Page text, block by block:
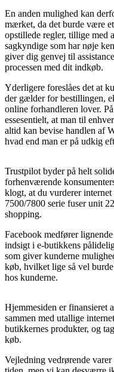
En anden mulighed kan
mærket, da det burde være
opstillede regler, tillige med
sagkyndige som har nøje
giver dig genvej til
processen med dit indkøb.
Yderligere foreslåes det at
der gælder for bestillingen,
online forhandleren lover.
essesentielt, at man til
altid kan bevise handlen af
hvad end man er på udkig
Trustpilot byder på helt
forhenværende
klogt, at du vurderer
7500/7800 serie fuser unit
shopping.
Facebook medfører
indsigt i e-butikkens
som giver kunderne
køb, hvilket lige så vel
hos kunderne.
Hjemmesiden er finansieret
sammen med utallige
butikkernes produkter, og
køb.
Vejledning vedrørende